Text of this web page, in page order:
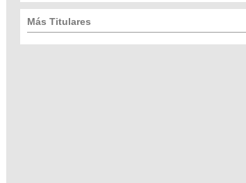
Más Titulares